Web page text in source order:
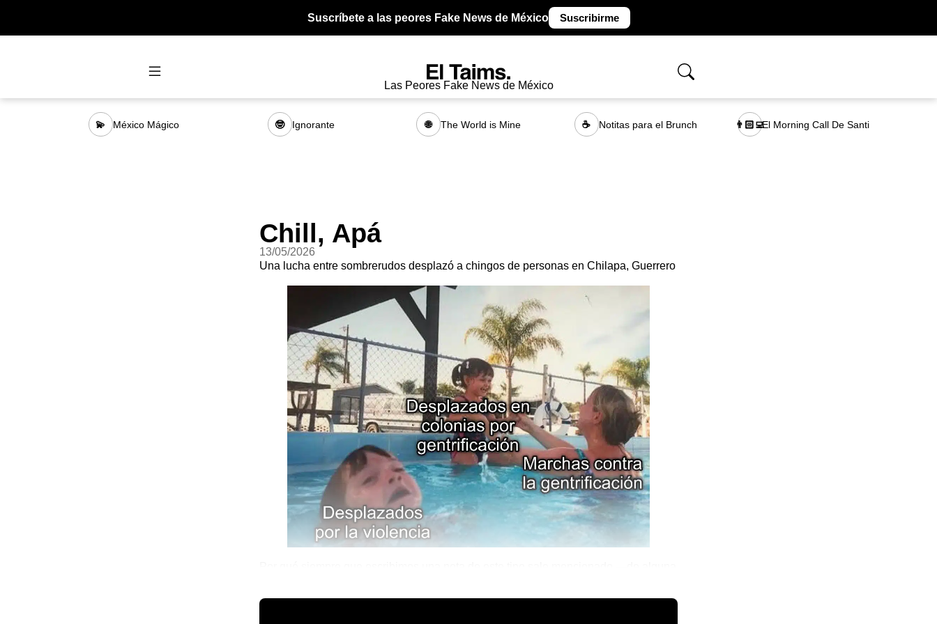
Suscríbete a las peores Fake News de México Suscribirme
Las Peores Fake News de México
💫 México Mágico 🤓 Ignorante 🌐 The World is Mine ☕ Notitas para el Brunch 👨🏻‍💻El Morning Call De Santi
Chill, Apá
13/05/2026
Una lucha entre sombrerudos desplazó a chingos de personas en Chilapa, Guerrero
💫 México Mágico